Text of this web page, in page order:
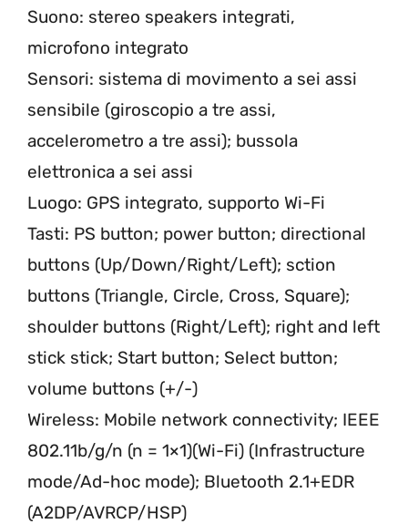
Suono: stereo speakers integrati,
microfono integrato
Sensori: sistema di movimento a sei assi
sensibile (giroscopio a tre assi,
accelerometro a tre assi); bussola
elettronica a sei assi
Luogo: GPS integrato, supporto Wi-Fi
Tasti: PS button; power button; directional
buttons (Up/Down/Right/Left); sction
buttons (Triangle, Circle, Cross, Square);
shoulder buttons (Right/Left); right and left
stick stick; Start button; Select button;
volume buttons (+/-)
Wireless: Mobile network connectivity; IEEE
802.11b/g/n (n = 1×1)(Wi-Fi) (Infrastructure
mode/Ad-hoc mode); Bluetooth 2.1+EDR
(A2DP/AVRCP/HSP)